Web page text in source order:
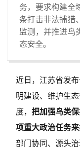
务，要求构建全
条打击非法捕猎
监测，并推进鸟
态安全。
近日，江苏省发
明建设、维护生
度， 把加强鸟类
项重大政治任务
部门协同、源头